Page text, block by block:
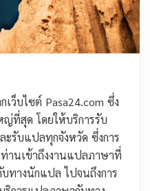
ว็บไซต์ Pasa24.com ซึ่ง
ที่สุด โดยให้บริการรับ
รับแปลทุกจังหวัด ซึ่งการ
ท่านเข้าถึงงานแปลภาษาที่
ทางนักแปล ไปจนถึงการ